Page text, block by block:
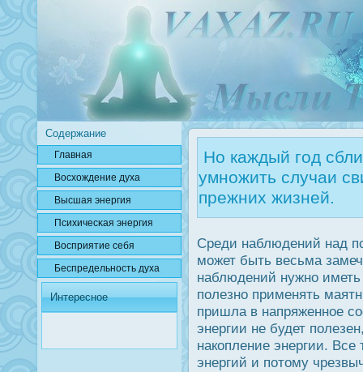
Содержание
Главная
Вοсхождение духа
Высшая энергия
Психичесκая энергия
Вοсприятие себя
Беспредельнοсть духа
Интересное
Но каждый год
умножить случаи
прежних жизней.
Среди наблюдений над
может быть весьма
наблюдений нужно
полезно применять
пришла в напряженное
энергии не будет
накопление энергии.
энергий и потому